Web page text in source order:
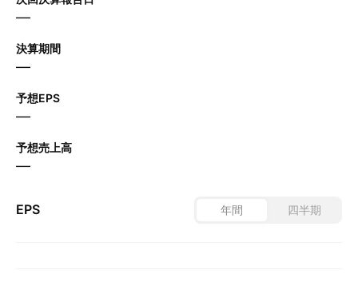
—
決算期間
—
予想EPS
—
予想売上高
—
EPS 年間 四半期